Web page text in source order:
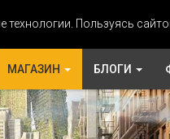
Пользуясь
МАГАЗИН БЛОГИ